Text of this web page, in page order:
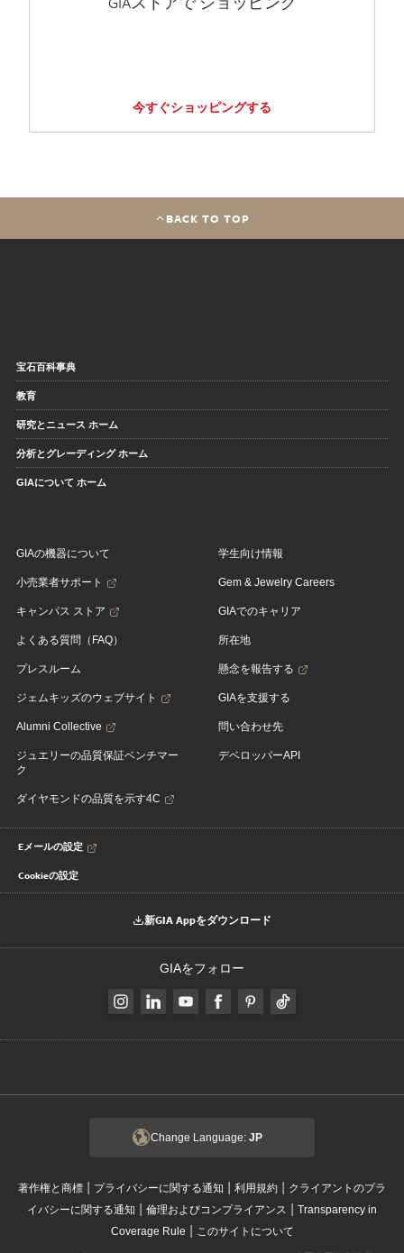
今すぐショッピングする
BACK TO TOP
宝石百科事典
教育
研究とニュース ホーム
分析とグレーディング ホーム
GIAについて ホーム
GIAの機器について
小売業者サポート
キャンパス ストア
よくある質問（FAQ）
プレスルーム
ジェムキッズのウェブサイト
Alumni Collective
ジュエリーの品質保証ベンチマー
ク
ダイヤモンドの品質を示す4C
学生向け情報
Gem & Jewelry Careers
GIAでのキャリア
所在地
懸念を報告する
GIAを支援する
問い合わせ先
デベロッパーAPI
Eメールの設定
Cookieの設定
新GIA Appをダウンロード
GIAをフォロー
Change Language: JP
著作権と商標 | プライバシーに関する通知 | 利用規約 | クライアントのプラ
イバシーに関する通知 | 倫理およびコンプライアンス | Transparency in
Coverage Rule | このサイトについて